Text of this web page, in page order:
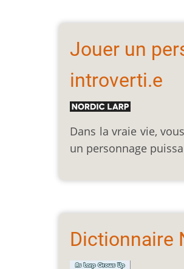
Jouer un
introverti.e
Dans la vraie vie,
un personnage
Dictionnaire